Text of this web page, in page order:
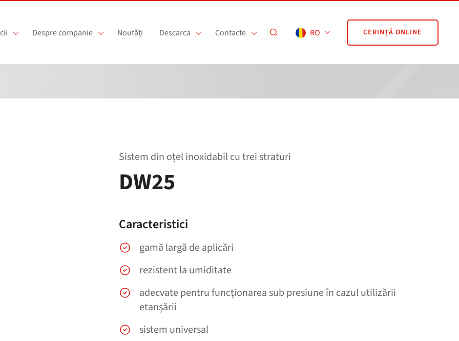
Despre companie Noutăți Descarca Contacte RO CERINȚĂ ONLINE
Sistem din oțel inoxidabil cu trei straturi
DW25
Caracteristici
gamă largă de aplicări
rezistent la umiditate
adecvate pentru funcționarea sub presiune în cazul utilizării
etanșării
sistem universal